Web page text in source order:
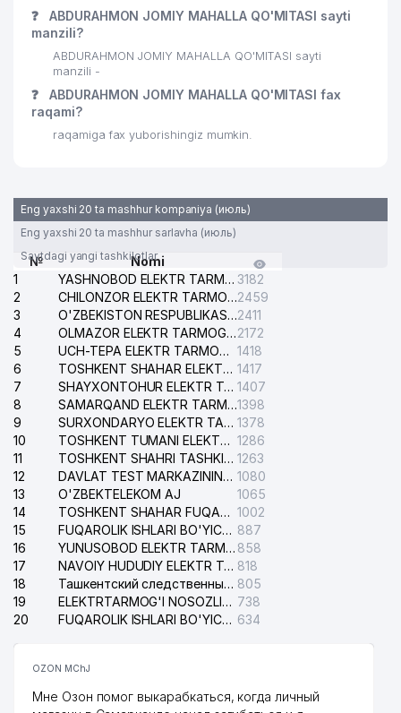
❓
ABDURAHMON JOMIY MAHALLA QO'MITASI sayti
manzili?
ABDURAHMON JOMIY MAHALLA QO'MITASI sayti
manzili -
❓
ABDURAHMON JOMIY MAHALLA QO'MITASI fax
raqami?
raqamiga fax yuborishingiz mumkin.
Eng yaxshi 20 ta mashhur kompaniya (июль)
Eng yaxshi 20 ta mashhur sarlavha (июль)
Saytdagi yangi tashkilotlar
№
Nomi
1
YASHNOBOD ELEKTR TARMOG'I NOSOZLIKLARI XIZMATI 3182
2
CHILONZOR ELEKTR TARMOG'I NOSOZLIK XIZMATI2459
3
O'ZBEKISTON RESPUBLIKASI BOSH PROKURATURASI ISHONCH TELEFONI2411
4
OLMAZOR ELEKTR TARMOG'I NOSOZLIKLARI XIZMATI2172
5
UCH-TEPA ELEKTR TARMOG'I NOSOZLIKLARI XIZMATI 1418
6
TOSHKENT SHAHAR ELEKTR TARMOQLARI KORXONASI AJ 1417
7
SHAYXONTOHUR ELEKTR TARMOG'I NOSOZLIKLARINI TUZATISH XIZMATI 1407
8
SAMARQAND ELEKTR TARMOQLARI AJ1398
9
SURXONDARYO ELEKTR TARMOQLARI AJ 1378
10
TOSHKENT TUMANI ELEKTR TARMOG'I AVARIYA XIZMATI 1286
11
TOSHKENT SHAHRI TASHKILOT TELEFONLARI HAQIDA MA'LUMOT BYUROSI 1263
12
DAVLAT TEST MARKAZINING ISHONCH TELEFONLARI 1080
13
O'ZBEKTELEKOM AJ
1065
14
TOSHKENT SHAHAR FUQAROLIK ISHLARI BO'YICHA SUDI 1002
15
FUQAROLIK ISHLARI BO'YICHA YAKKASAROY TUMANLARARO SUDI 887
16
YUNUSOBOD ELEKTR TARMOG'I NOSOZLIKLARI XIZMATI 858
17
NAVOIY HUDUDIY ELEKTR TARMOQLARI KORXONASI AJ 818
18
Ташкентский следственный изолятор 805
19
ELEKTRTARMOG'I NOSOZLIKLARINI TO'ZATISH SERGELI XIZMATI 738
20
FUQAROLIK ISHLARI BO'YICHA UCH-TEPA TUMANI SUDI 634
OZON MChJ
Мне Озон помог выкарабкаться, когда личный